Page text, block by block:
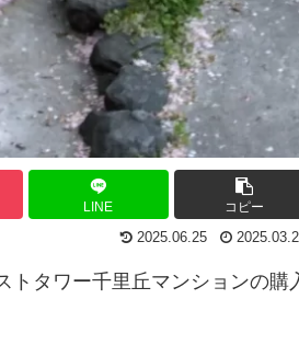
LINE コピー
2025.06.25
トタワー千里丘マンションの購